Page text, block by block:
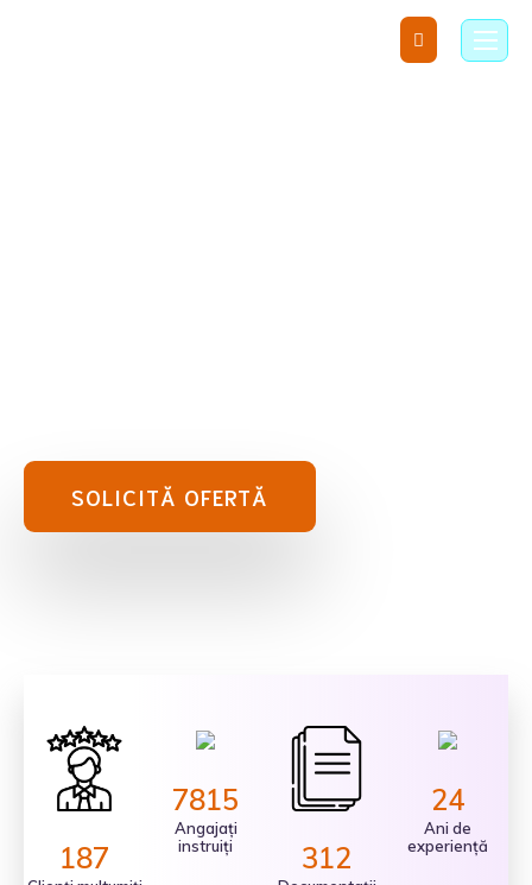
SOLICITĂ OFERTĂ
187
7815
Angajați
instruiți
312
24
Ani de
experiență